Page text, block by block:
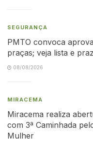
SEGURANÇA
PMTO convoca
praças; veja lista e
08/08/2026
MIRACEMA
Miracema realiza
com 3ª Caminhada
Mulher